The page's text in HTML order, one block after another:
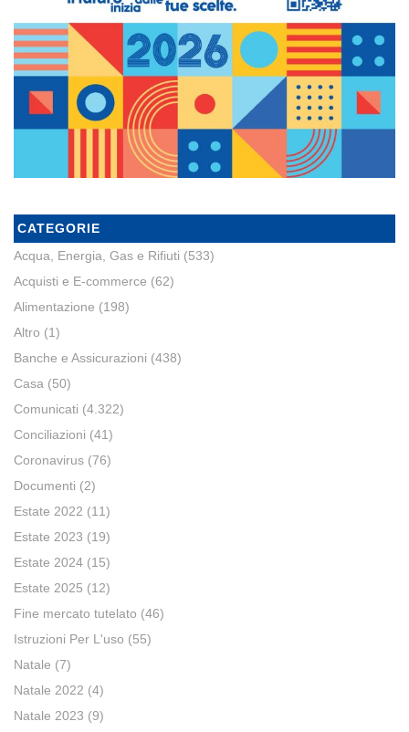
CATEGORIE
Acqua, Energia, Gas e Rifiuti (533)
Acquisti e E-commerce (62)
Alimentazione (198)
Altro (1)
Banche e Assicurazioni (438)
Casa (50)
Comunicati (4.322)
Conciliazioni (41)
Coronavirus (76)
Documenti (2)
Estate 2022 (11)
Estate 2023 (19)
Estate 2024 (15)
Estate 2025 (12)
Fine mercato tutelato (46)
Istruzioni Per L'uso (55)
Natale (7)
Natale 2022 (4)
Natale 2023 (9)